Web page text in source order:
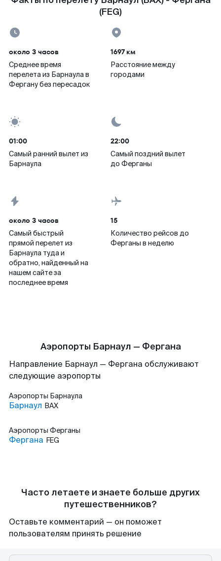
(FEG)
около 3 часов
Среднее время
перелета из Барнаула в
Фергану без пересадок
1697 км
Расстояние между
городами
01:00
Самый ранний вылет из
Барнаула
22:00
Самый поздний вылет
до Ферганы
около 3 часов
Самый быстрый
прямой перелет из
Барнаула туда и
обратно, найденный на
нашем сайте за
последнее время
15
Количество рейсов до
Ферганы в неделю
Аэропорты Барнаул — Фергана
Направление Барнаул — Фергана обслуживают
следующие аэропорты
Аэропорты Барнаула
Барнаул BAX
Аэропорты Ферганы
Фергана FEG
Часто летаете и знаете больше других
путешественников?
Оставьте комментарий — он поможет
пользователям принять решение